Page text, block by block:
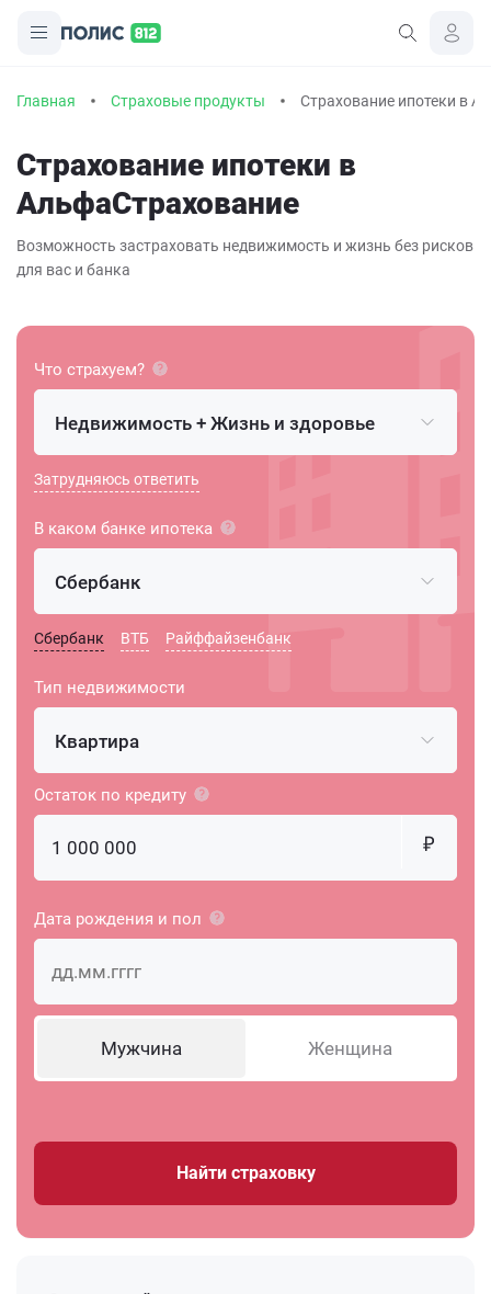
Главная Страховые продукты Страхование ипотеки в
Страхование ипотеки в
АльфаСтрахование
Возможность застраховать недвижимость и жизнь без рисков
для вас и банка
Что страхуем?
Недвижимость + Жизнь и здоровье
Затрудняюсь ответить
В каком банке ипотека
Сбербанк
Сбербанк ВТБ Райффайзенбанк
Тип недвижимости
Квартира
Остаток по кредиту
Дата рождения и пол
Мужчина Женщина
Найти страховку